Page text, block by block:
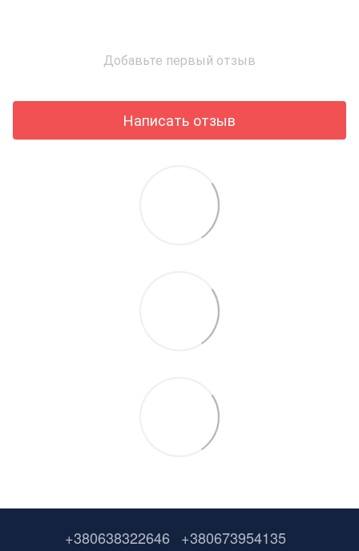
Добавьте первый отзыв
Написать отзыв
+380638322646 +380673954135